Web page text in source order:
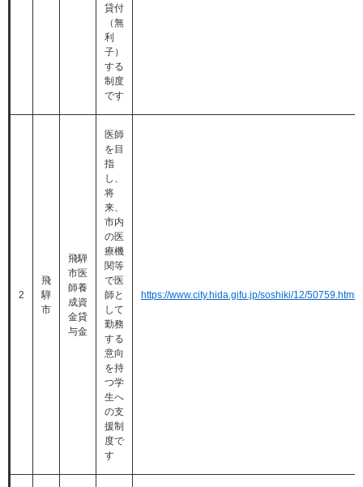
貸付
（無
利
子）
する
制度
です
2
飛
騨
市
飛騨
市医
師養
成資
金貸
与金
医師
を目
指
し、
将
来、
市内
の医
療機
関等
で医
師と
して
勤務
する
意向
を持
つ学
生へ
の支
援制
度で
す
https://www.city.hida.gifu.jp/soshiki/12/50759.html